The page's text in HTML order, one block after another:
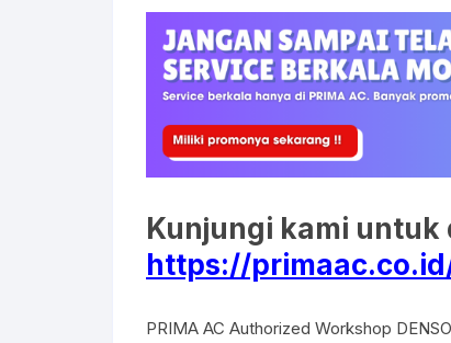
Kunjungi kami
https://
PRIMA AC Authorized Workshop